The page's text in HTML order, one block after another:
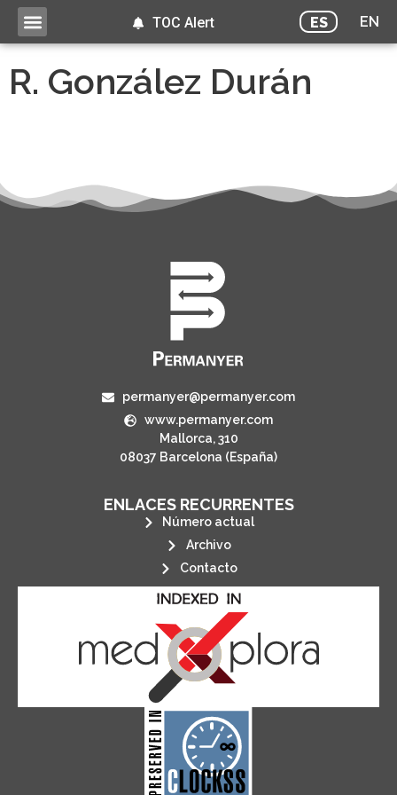
ES EN
TOC Alert
R. González Durán
permanyer@permanyer.com
www.permanyer.com
Mallorca, 310
08037 Barcelona (España)
ENLACES RECURRENTES
Número actual
Archivo
Contacto
CLOCKSS is a dak archive that
ensures the long-term survival
of web-based scholary
publications, governed by and for
its stakeholders.